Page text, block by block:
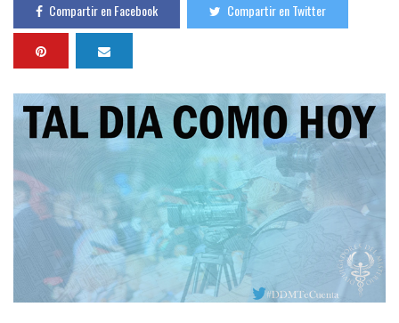
Compartir en Facebook Compartir en Twitter